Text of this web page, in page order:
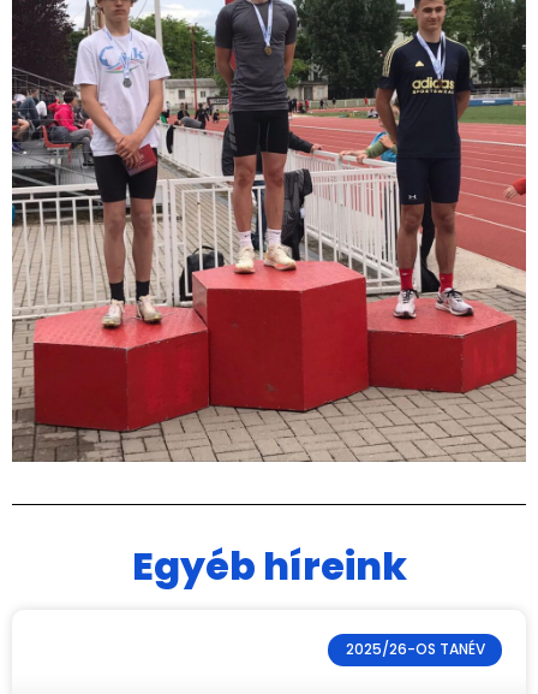
Egyéb híreink
2025/26-OS TANÉV